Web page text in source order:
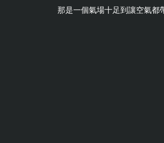
那是一個氣場十足到讓空氣都